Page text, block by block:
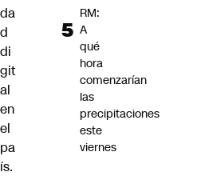
da
d
di
git
al
en
el
pa
ís.
RM:
A
qué
hora
comenzarían
las
precipitaciones
este
viernes